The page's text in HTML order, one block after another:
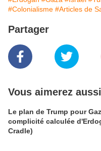
#Colonialisme #Articles de
Partager
Vous aimerez aussi
Le plan de Trump pour
complicité calculée
Cradle)